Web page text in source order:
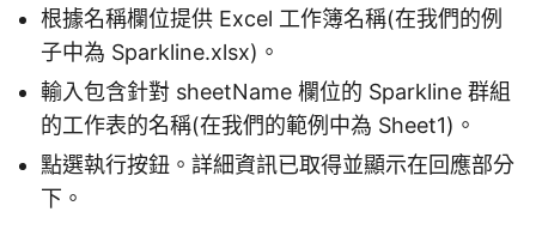
根據名稱欄位提供 Excel 工作簿名稱(在我們的例
子中為 Sparkline.xlsx)。
輸入包含針對 sheetName 欄位的 Sparkline 群組
的工作表的名稱(在我們的範例中為 Sheet1)。
點選執行按鈕。詳細資訊已取得並顯示在回應部分
下。